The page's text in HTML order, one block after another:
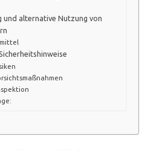
und alternative Nutzung von